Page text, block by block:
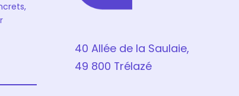
40 Allée de la Saulaie,
49 800 Trélazé